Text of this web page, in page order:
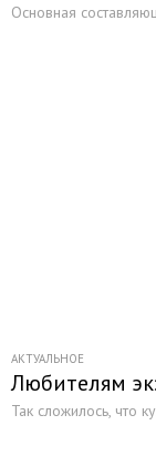
Основная
АКТУАЛЬНОЕ
Любителям
Так сложилось, что